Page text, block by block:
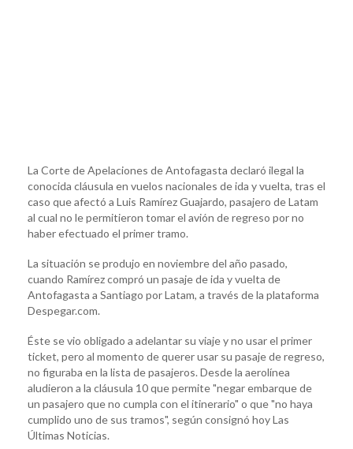
La Corte de Apelaciones de Antofagasta declaró ilegal la
conocida cláusula en vuelos nacionales de ida y vuelta, tras el
caso que afectó a Luis Ramírez Guajardo, pasajero de Latam
al cual no le permitieron tomar el avión de regreso por no
haber efectuado el primer tramo.
La situación se produjo en noviembre del año pasado,
cuando Ramírez compró un pasaje de ida y vuelta de
Antofagasta a Santiago por Latam, a través de la plataforma
Despegar.com.
Éste se vio obligado a adelantar su viaje y no usar el primer
ticket, pero al momento de querer usar su pasaje de regreso,
no figuraba en la lista de pasajeros. Desde la aerolínea
aludieron a la cláusula 10 que permite "negar embarque de
un pasajero que no cumpla con el itinerario" o que "no haya
cumplido uno de sus tramos", según consignó hoy Las
Últimas Noticias.